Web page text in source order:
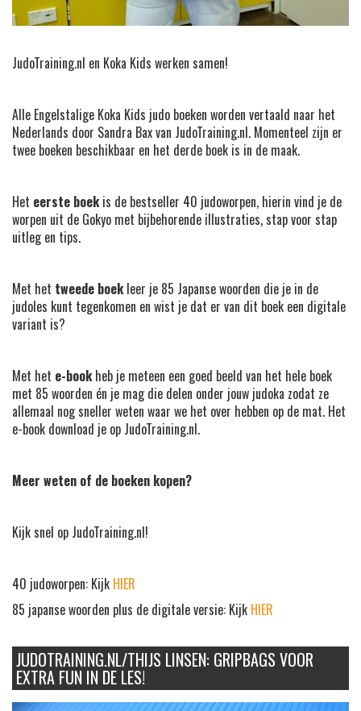
JudoTraining.nl en Koka Kids werken samen!
Alle Engelstalige Koka Kids judo boeken worden vertaald naar het
Nederlands door Sandra Bax van JudoTraining.nl. Momenteel zijn er
twee boeken beschikbaar en het derde boek is in de maak.
Het eerste boekis de bestseller 40 judoworpen, hierin vind je de
worpen uit de Gokyo met bijbehorende illustraties, stap voor stap
uitleg en tips.
Met het tweede boekleer je 85 Japanse woorden die je in de
judoles kunt tegenkomen en wist je dat er van dit boek een digitale
variant is?
Met het e-bookheb je meteen een goed beeld van het hele boek
met 85 woorden én je mag die delen onder jouw judoka zodat ze
allemaal nog sneller weten waar we het over hebben op de mat. Het
e-book download je op JudoTraining.nl.
Meer weten of de boeken kopen?
Kijk snel op JudoTraining.nl!
40 judoworpen: Kijk HIER
85 japanse woorden plus de digitale versie: Kijk HIER
JUDOTRAINING.NL/THIJS LINSEN: GRIPBAGS VOOR
EXTRA FUN IN DE LES!